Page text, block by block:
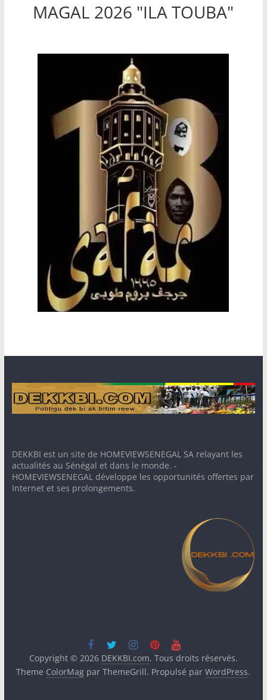
MAGAL 2026 "ILA TOUBA"
DEKKBI est un site de HOMEVIEWSENEGAL SA relayant les
actualités au Sénégal et dans le monde. -
HOMEVIEWSENEGAL développe les opportunités offertes par
Internet et ses prolongements.
Copyright © 2026 DEKKBI.com. Tous droits réservés.
Theme ColorMag par ThemeGrill. Propulsé parWordPress.